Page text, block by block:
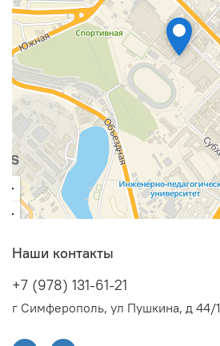
Наши контакты
+7 (978) 131-61-21
г Симферополь, ул Пушкина, д 44/1